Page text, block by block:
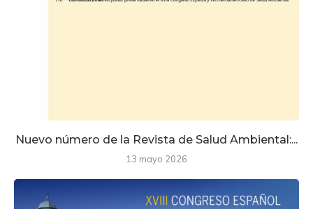
Nuevo número de la Revista de Salud Ambiental:...
13 mayo 2026